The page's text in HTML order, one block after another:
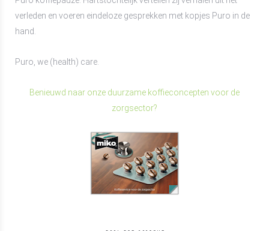
verleden en voeren eindeloze gesprekken met kopjes Puro in de
hand.
Puro, we (health) care.
Benieuwd naar onze duurzame koffieconcepten voor de
zorgsector?